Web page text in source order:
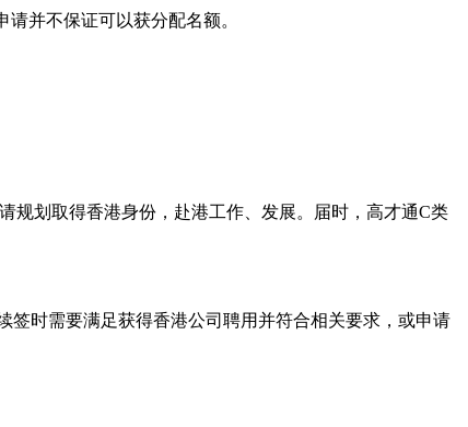
并不保证可以获分配名额。
规划取得香港身份，赴港工作、发展。届时，高才通C类
时需要满足获得香港公司聘用并符合相关要求，或申请